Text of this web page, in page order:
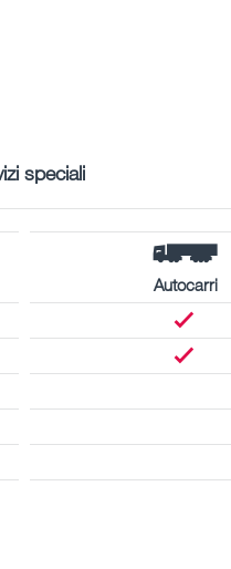
speciali
Autocarri